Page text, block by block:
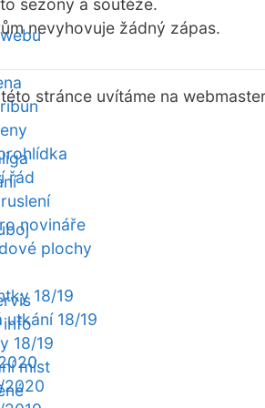
řád
novináře
plochy
18/19
utkání 18/19
18/19
míst
sezóny a soutěže.
nevyhovuje žádný zápas.
stránce uvítáme na webmaster
info
2020